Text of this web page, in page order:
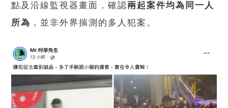
點及沿線監視器畫面，確認兩起案件均為同一人
所為 ，並非外界揣測的多人犯案。